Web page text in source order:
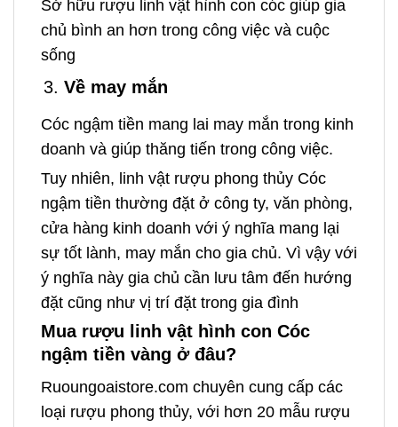
Sở hữu rượu linh vật hình con cóc giúp gia
chủ bình an hơn trong công việc và cuộc
sống
Về may mắn
Cóc ngậm tiền mang lai may mắn trong kinh
doanh và giúp thăng tiến trong công việc.
Tuy nhiên, linh vật rượu phong thủy Cóc
ngậm tiền thường đặt ở công ty, văn phòng,
cửa hàng kinh doanh với ý nghĩa mang lại
sự tốt lành, may mắn cho gia chủ. Vì vậy với
ý nghĩa này gia chủ cần lưu tâm đến hướng
đặt cũng như vị trí đặt trong gia đình
Mua rượu linh vật hình con Cóc
ngậm tiền vàng ở đâu?
Ruoungoaistore.com chuyên cung cấp các
loại rượu phong thủy, với hơn 20 mẫu rượu